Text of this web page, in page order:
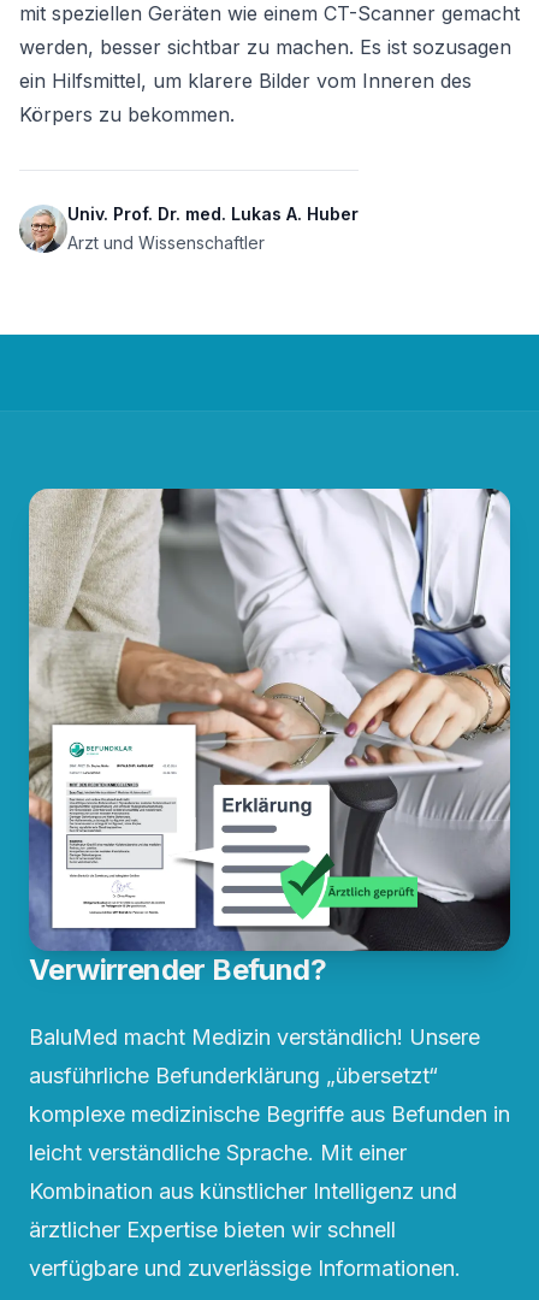
mit speziellen Geräten wie einem CT-Scanner gemacht
werden, besser sichtbar zu machen. Es ist sozusagen
ein Hilfsmittel, um klarere Bilder vom Inneren des
Körpers zu bekommen.
Univ. Prof. Dr. med. Lukas A. Huber
Arzt und Wissenschaftler
Verwirrender Befund?
BaluMed macht Medizin verständlich! Unsere
ausführliche Befunderklärung „übersetzt“
komplexe medizinische Begriffe aus Befunden in
leicht verständliche Sprache. Mit einer
Kombination aus künstlicher Intelligenz und
ärztlicher Expertise bieten wir schnell
verfügbare und zuverlässige Informationen.